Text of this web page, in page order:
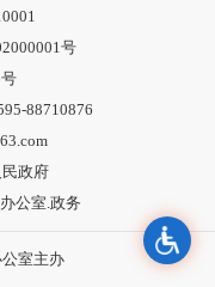
号
88710876
政府
公室.政务
室主办